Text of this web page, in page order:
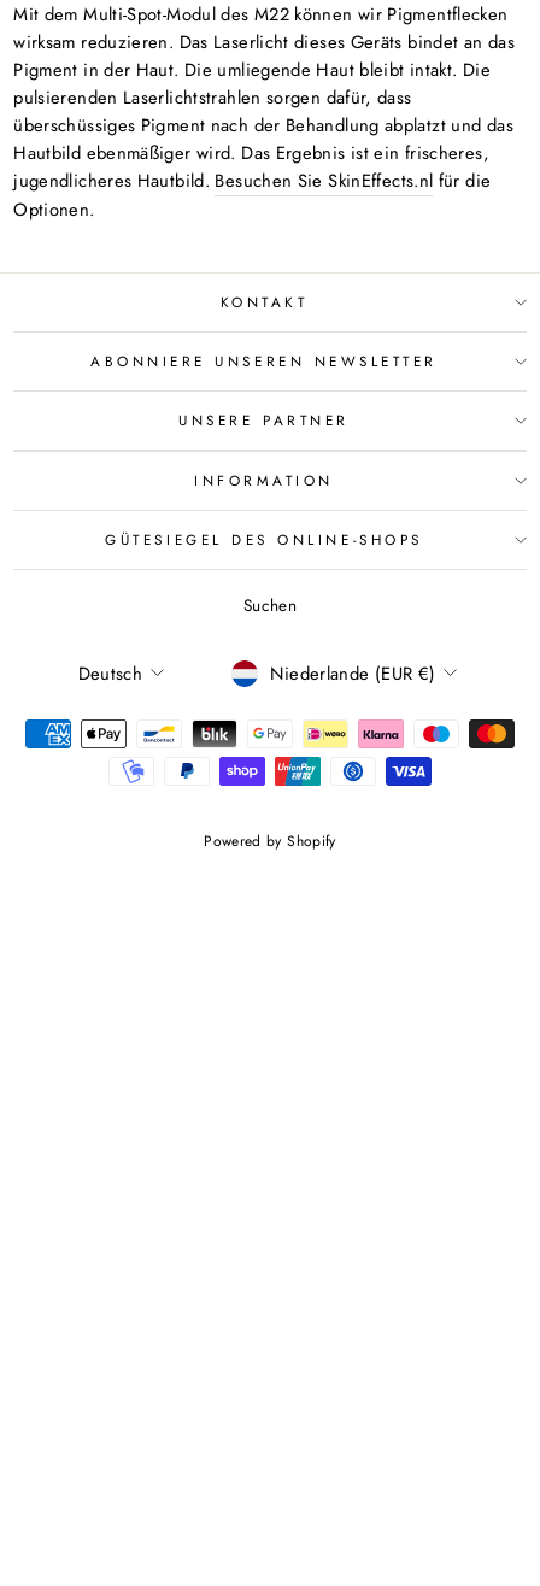
Mit dem Multi-Spot-Modul des M22 können wir Pigmentflecken
wirksam reduzieren. Das Laserlicht dieses Geräts bindet an das
Pigment in der Haut. Die umliegende Haut bleibt intakt. Die
pulsierenden Laserlichtstrahlen sorgen dafür, dass
überschüssiges Pigment nach der Behandlung abplatzt und das
Hautbild ebenmäßiger wird. Das Ergebnis ist ein frischeres,
jugendlicheres Hautbild. Besuchen Sie SkinEffects.nl für die
Optionen.
KONTAKT
ABONNIERE UNSEREN NEWSLETTER
UNSERE PARTNER
INFORMATION
GÜTESIEGEL DES ONLINE-SHOPS
Suchen
SPRACHE
Deutsch WÄHRUNG
Niederlande (EUR €)
Powered by Shopify